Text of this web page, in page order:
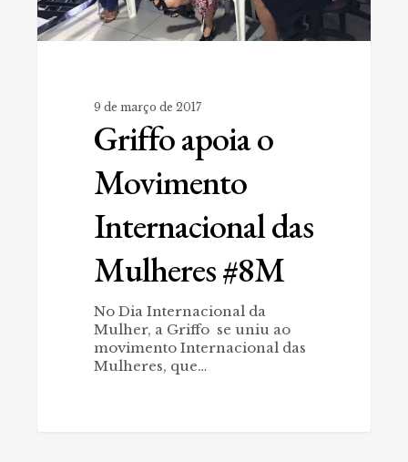
9 de março de 2017
Griffo apoia o
Movimento
Internacional das
Mulheres #8M
No Dia Internacional da
Mulher, a Griffo se uniu ao
movimento Internacional das
Mulheres, que…